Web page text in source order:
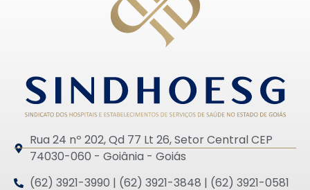
Rua 24 nº 202, Qd 77 Lt 26, Setor Central CEP
74030-060 - Goiânia - Goiás
(62) 3921-3990 | (62) 3921-3848 | (62) 3921-0581